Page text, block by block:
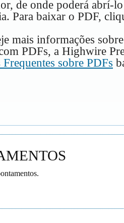
de onde poderá abrí-
Para baixar o PDF,
mais informações
PDFs, a Highwire
Frequentes sobre PDFs